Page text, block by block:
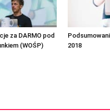
za DARMO pod
(WOŚP)
2018